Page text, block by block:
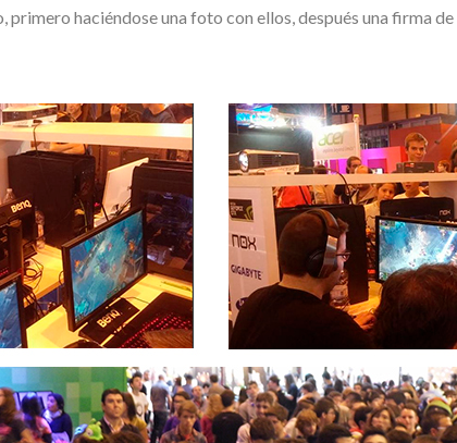
haciéndose una foto con ellos, después una firma